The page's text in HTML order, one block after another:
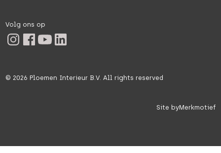
Volg ons op
© 2026 Ploemen Interieur B.V. All rights reserved
Site byMerkmotief